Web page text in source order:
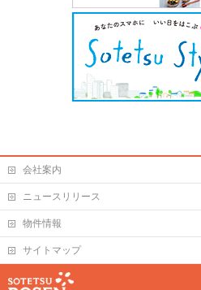
会社案内
ニュースリリース
物件情報
サイトマップ